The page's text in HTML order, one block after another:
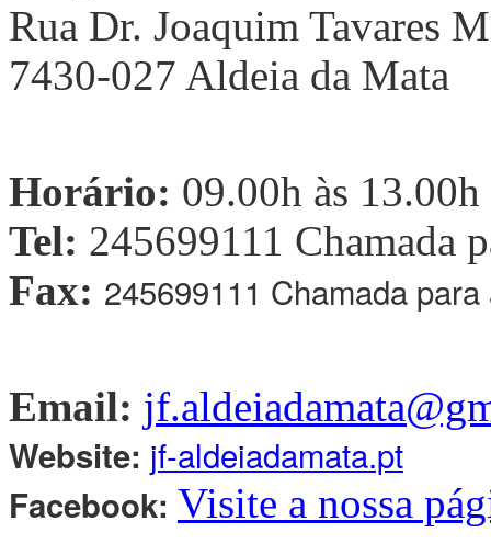
Rua Dr. Joaquim Tavares
7430-027 Aldeia da Mata
Horário: 09.00h às
Tel: 245699111 Chamada
Fax: 245699111 Chamada
Email:
Website: jf-aldeiadamata.pt
Facebook: Visite a nossa